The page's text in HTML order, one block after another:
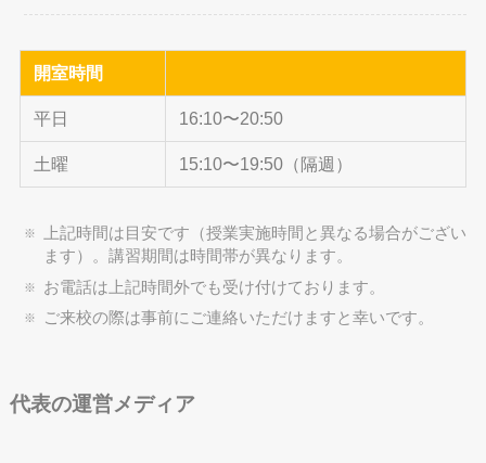
開室時間
平日 16:10〜20:50
土曜 15:10〜19:50（隔週）
上記時間は目安です（授業実施時間と異なる場合がござい
ます）。講習期間は時間帯が異なります。
お電話は上記時間外でも受け付けております。
ご来校の際は事前にご連絡いただけますと幸いです。
代表の運営メディア